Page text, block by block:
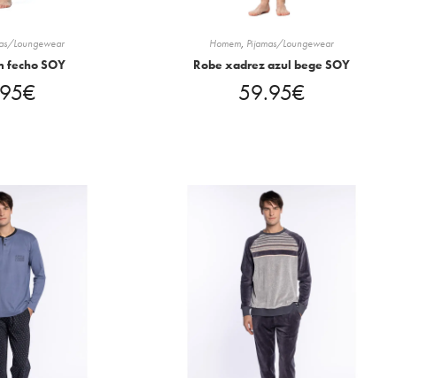
Loungewear
fecho SOY
€
Homem, Pijamas/Loungewear
Robe xadrez azul bege SOY
59.95€